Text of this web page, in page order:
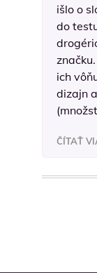
išlo o
do
ich
dizajn
ČÍTAŤ